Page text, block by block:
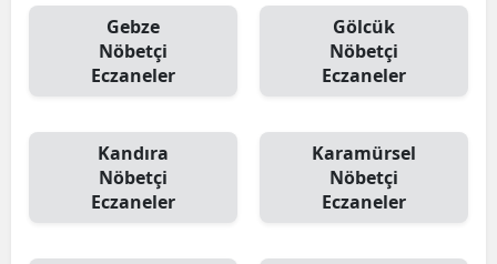
Gebze
Nöbetçi
Eczaneler
Gölcük
Nöbetçi
Eczaneler
Kandıra
Nöbetçi
Eczaneler
Karamürsel
Nöbetçi
Eczaneler